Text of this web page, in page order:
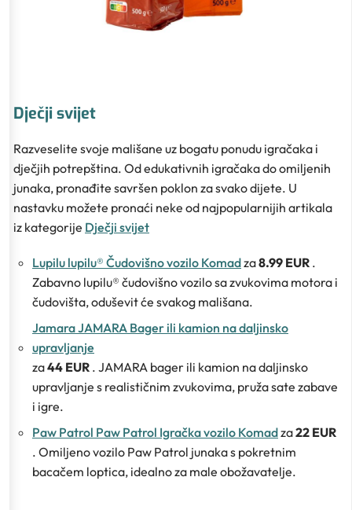
Dječji svijet
Razveselite svoje mališane uz bogatu ponudu igračaka i
dječjih potrepština. Od edukativnih igračaka do omiljenih
junaka, pronađite savršen poklon za svako dijete. U
nastavku možete pronaći neke od najpopularnijih artikala
iz kategorije Dječji svijet
Lupilu lupilu® Čudovišno vozilo Komadza8.99 EUR .
Zabavno lupilu® čudovišno vozilo sa zvukovima motora i
čudovišta, oduševit će svakog mališana.
Jamara JAMARA Bager ili kamion na daljinsko
upravljanje
za44 EUR . JAMARA bager ili kamion na daljinsko
upravljanje s realističnim zvukovima, pruža sate zabave
i igre.
Paw Patrol Paw Patrol Igračka vozilo Komadza22 EUR
. Omiljeno vozilo Paw Patrol junaka s pokretnim
bacačem loptica, idealno za male obožavatelje.